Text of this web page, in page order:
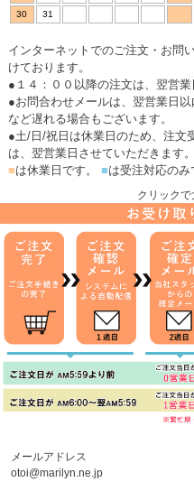
30
31
インターネットでのご注文・お問
けております。
●１４：００以降の注文は、翌営業
●お問合わせメールは、翌営業日
など遅れる場合もございます。
●土/日/祝日は休業日のため、注文
は、翌営業日させていただきます。
■は休業日です。 ■は受注対応のみ
クリック
メールアドレス
otoi@marilyn.ne.jp